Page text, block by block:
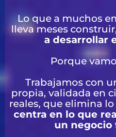
Lo que a muchos
lleva meses
a desarrollar
Porque
Trabajamos con
propia, validada en
reales, que elimina
centra en lo que
un negocio